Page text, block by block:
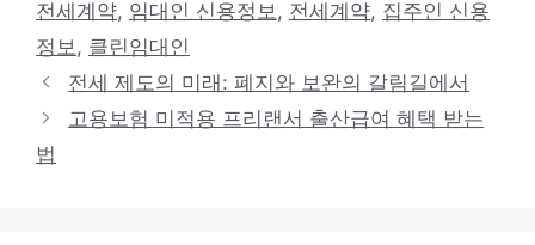
리
전세계약, 임대인 신용정보 , 전세계약, 집주인 신용
정보 , 클린임대인
전세 제도의 미래: 폐지와 보완의 갈림길에서
고용보험 미적용 프리랜서 출산급여 혜택 받는
법